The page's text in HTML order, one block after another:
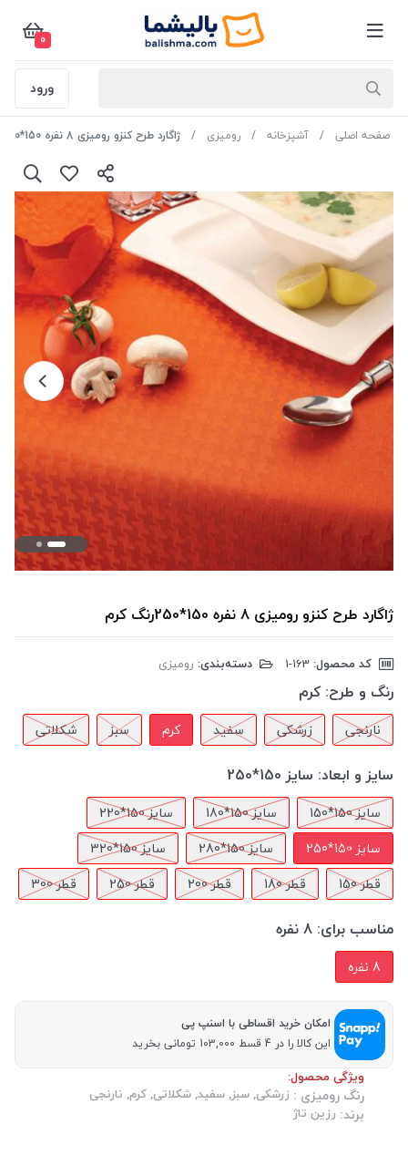
0
ورود
صفحه اصلی آشپزخانه رومیزی ژاگارد طرح کنزو رومیزی 8 نفره 150*250رنگ کرم
ژاگارد طرح کنزو رومیزی 8 نفره 150*250رنگ کرم
کد محصول: دسته‌بندی: رومیزی
رنگ و طرح: کرم
نارنجی زرشکی سفید کرم سبز شکلاتی
سایز و ابعاد: سایز 150*250
سایز 150*150 سایز 150*180
سایز 150*220
سایز 150*250
سایز 150*280
سایز 150*320
قطر 150
قطر 180 قطر 200 قطر 250 قطر 300
مناسب برای: 8 نفره
8 نفره
امکان خرید اقساطی با اسنپ پی
این کالا را در 4 قسط 103,000 تومانی بخرید
ویژگی محصول:
رنگ رومیزی : زرشکی, سبز, سفید, شکلاتی, کرم, نارنجی
برند: رزین تاژ